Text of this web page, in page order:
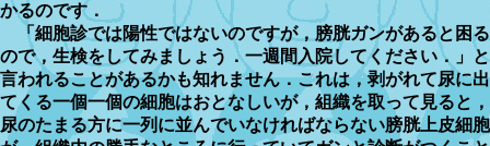
かるのです．
「細胞診では陽性ではないのですが，膀胱ガンがあると困る
ので，生検をしてみましょう．一週間入院してください．」と
言われることがあるかも知れません．これは，剥がれて尿に出
てくる一個一個の細胞はおとなしいが，組織を取って見ると，
尿のたまる方に一列に並んでいなければならない膀胱上皮細胞